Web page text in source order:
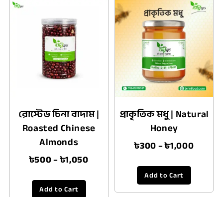
রোস্টেড চিনা বাদাম |
Roasted Chinese
Almonds
৳500–৳1,050
Add to Cart
প্রাকৃতিক মধু | Natural
Honey
৳300–৳1,000
Add to Cart